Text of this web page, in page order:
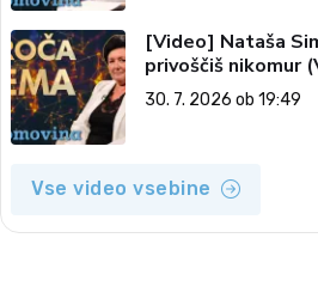
[Video] Nataša
privoščiš nikomur
2026)
30. 7. 2026 ob 19:49
Vse video vsebine